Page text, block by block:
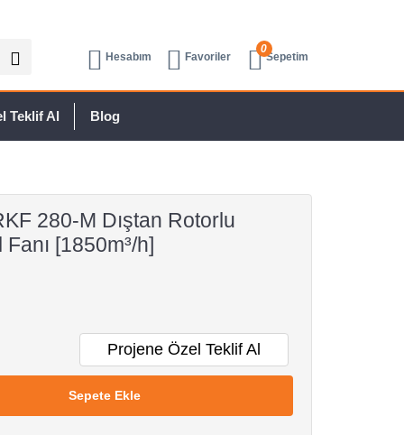
Hesabım Favoriler
0
Sepetim
Teklif Al Blog
280-M Dıştan Rotorlu
[1850m³/h]
Projene Özel Teklif Al
Sepete Ekle